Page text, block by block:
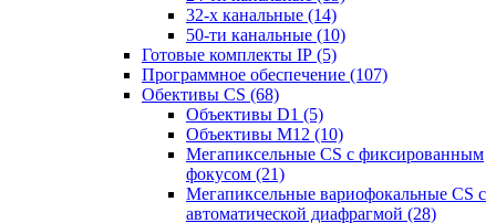
32-х канальные (14)
50-ти канальные (10)
Готовые комплекты IP (5)
Программное обеспечение (107)
Обективы CS (68)
Объективы D1 (5)
Объективы M12 (10)
Мегапиксельные CS c фиксированным
фокусом (21)
Мегапиксельные вариофокальные CS c
автоматической диафрагмой (28)